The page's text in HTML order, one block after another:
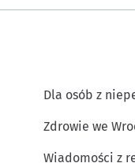
Dla osób z
Zdrowie we
Wiadomości z